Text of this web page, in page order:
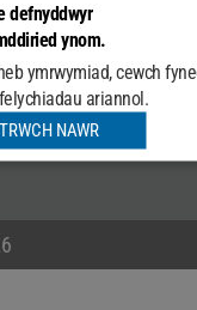
defnyddwyr
ynom.
ymrwymiad, cewch
ariannol.
NAWR
gweithredol ledled y byd
dadansoddeg.google.com